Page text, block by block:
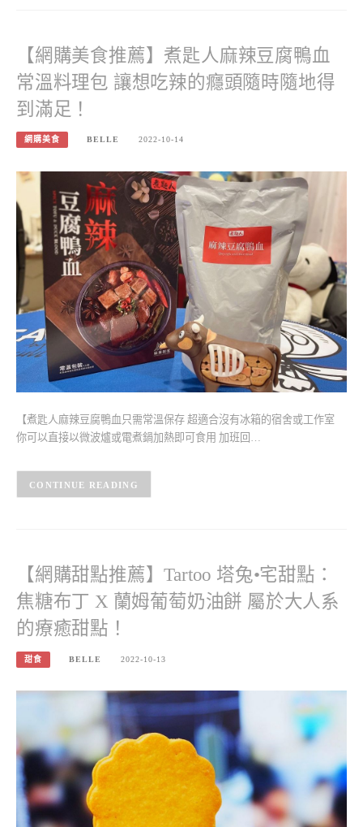
【網購美食推薦】煮匙人麻辣豆腐鴨血
常溫料理包 讓想吃辣的癮頭隨時隨地得
到滿足！
網購美食 BELLE 2022-10-14
【煮匙人麻辣豆腐鴨血只需常溫保存 超適合沒有冰箱的宿舍或工作室
你可以直接以微波爐或電煮鍋加熱即可食用 加班回…
CONTINUE READING
【網購甜點推薦】Tartoo 塔兔•宅甜點：
焦糖布丁 X 蘭姆葡萄奶油餅 屬於大人系
的療癒甜點！
甜食 BELLE 2022-10-13